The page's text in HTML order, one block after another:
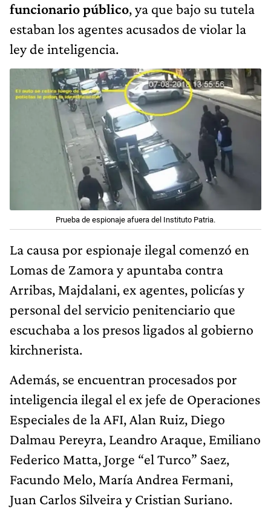
funcionario público, ya que bajo su tutela
estaban los agentes acusados de violar la
ley de inteligencia.
Prueba de espionaje afuera del Instituto Patria.
La causa por espionaje ilegal comenzó en
Lomas de Zamora y apuntaba contra
Arribas, Majdalani, ex agentes, policías y
personal del servicio penitenciario que
escuchaba a los presos ligados al gobierno
kirchnerista.
Además, se encuentran procesados por
inteligencia ilegal el ex jefe de Operaciones
Especiales de la AFI, Alan Ruiz, Diego
Dalmau Pereyra, Leandro Araque, Emiliano
Federico Matta, Jorge “el Turco” Saez,
Facundo Melo, María Andrea Fermani,
Juan Carlos Silveira y Cristian Suriano.